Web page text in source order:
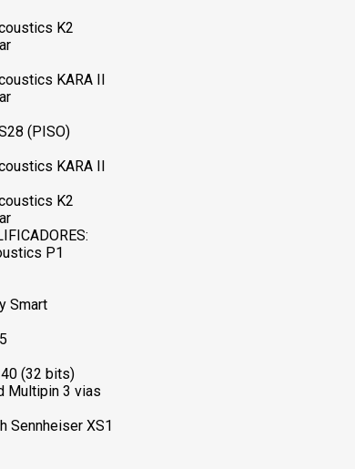
K2
KARA II
(PISO)
KARA II
K2
P1
Smart
(32 bits)
Multipin 3 vias
Sennheiser XS1